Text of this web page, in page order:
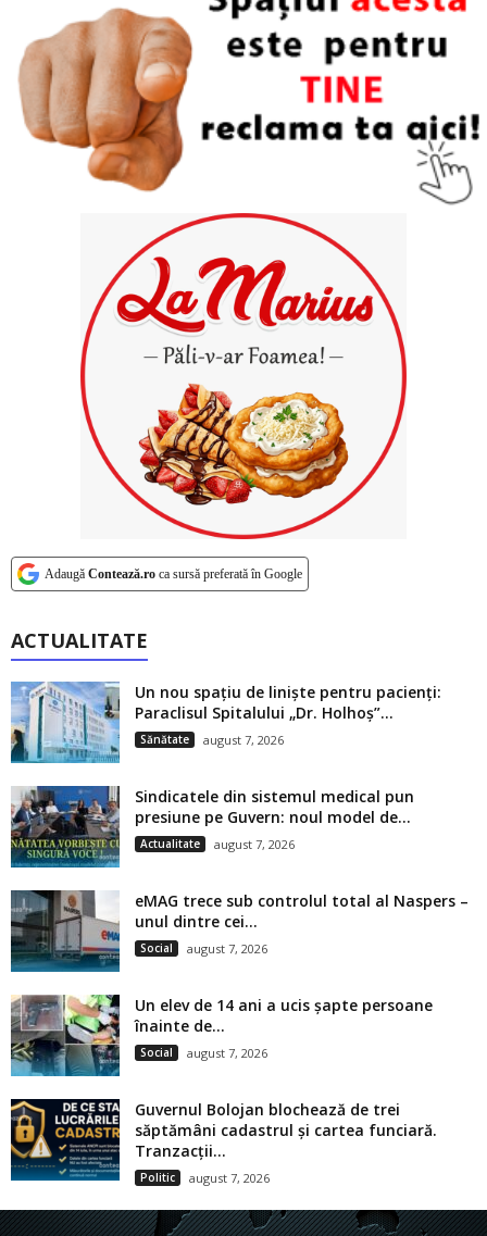
Adaugă Contează.ro ca sursă preferată în Google
ACTUALITATE
Un nou spațiu de liniște pentru pacienți:
Paraclisul Spitalului „Dr. Holhoș”...
Sănătate august 7, 2026
Sindicatele din sistemul medical pun
presiune pe Guvern: noul model de...
Actualitate august 7, 2026
eMAG trece sub controlul total al Naspers –
unul dintre cei...
Social august 7, 2026
Un elev de 14 ani a ucis șapte persoane
înainte de...
Social august 7, 2026
Guvernul Bolojan blochează de trei
săptămâni cadastrul și cartea funciară.
Tranzacții...
Politic august 7, 2026